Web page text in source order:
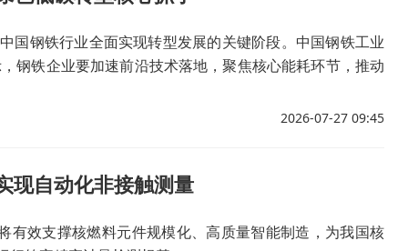
国钢铁行业全面实现转型发展的关键阶段。中国钢铁工业
钢铁企业要加速前沿技术落地，聚焦核心能耗环节，推动
2026-07-27 09:45
现自动化非接触测量
有效支撑核燃料元件规模化、高质量智能制造，为我国核